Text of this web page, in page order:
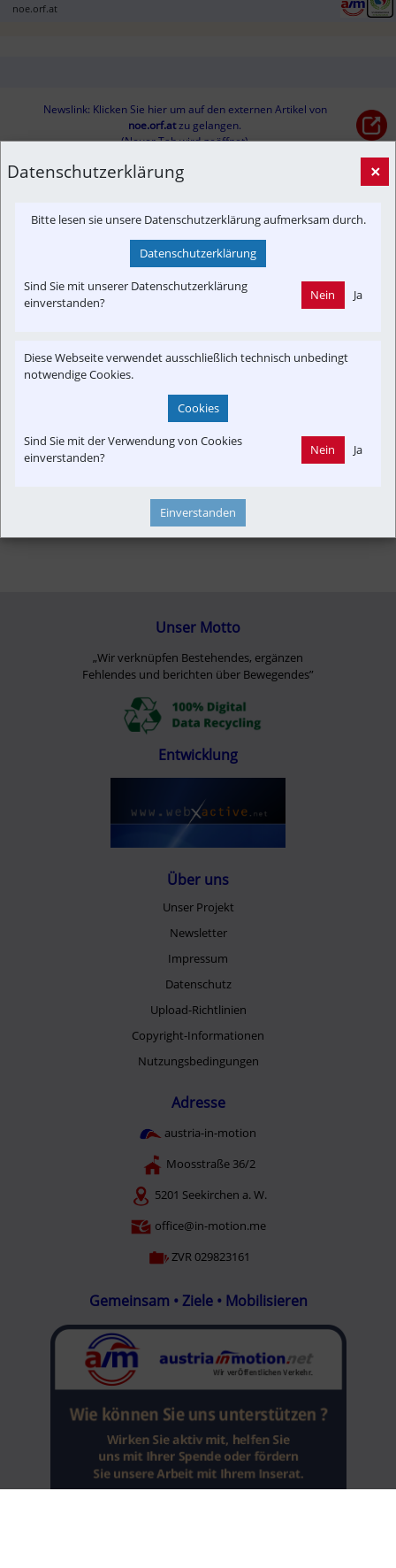
noe.orf.at
Newslink: Klicken Sie hier um auf den externen Artikel von
noe.orf.at zu gelangen.
(Neuer Tab wird geöffnet)
Austria-In-Motion
Umwelt
Neubau-Infra
Newslink Verkehrspolitik
Unser Motto
„Wir verknüpfen Bestehendes, ergänzen
Fehlendes und berichten über Bewegendes”
Entwicklung
Über uns
Unser Projekt
Newsletter
Impressum
Datenschutz
Upload-Richtlinien
Copyright-Informationen
Nutzungsbedingungen
Adresse
austria-in-motion
Moosstraße 36/2
5201 Seekirchen a. W.
office@in-motion.me
ZVR 029823161
Gemeinsam • Ziele • Mobilisieren
Datenschutzerklärung ×
Bitte lesen sie unsere Datenschutzerklärung aufmerksam durch.
Datenschutzerklärung
Sind Sie mit unserer Datenschutzerklärung
einverstanden?
Nein Ja
Diese Webseite verwendet ausschließlich technisch unbedingt
notwendige Cookies.
Cookies
Sind Sie mit der Verwendung von Cookies
einverstanden?
Nein Ja
Einverstanden